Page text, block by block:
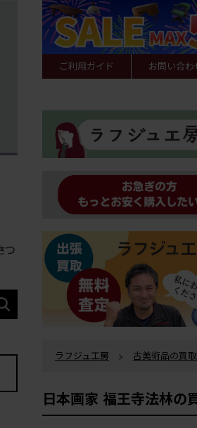
ご利用ガイド お問い合わ
ラフジュ工房 > 古美術品の買
日本画家 福王寺法林の